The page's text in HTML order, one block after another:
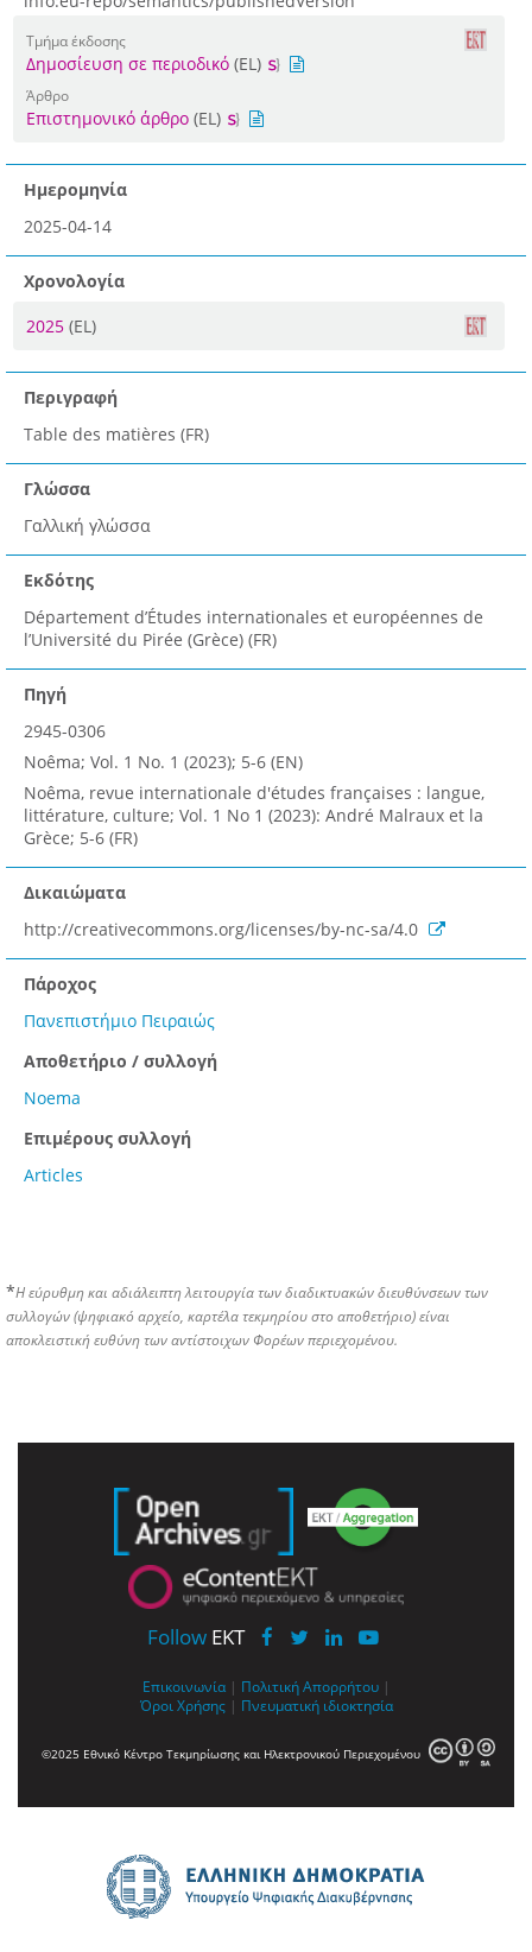
Τμήμα έκδοσης
Δημοσίευση σε περιοδικό (EL)
Άρθρο
Επιστημονικό άρθρο (EL)
Ημερομηνία
2025-04-14
Χρονολογία
2025 (EL)
Περιγραφή
Table des matières (FR)
Γλώσσα
Γαλλική γλώσσα
Εκδότης
Département d’Études internationales et européennes de
l’Université du Pirée (Grèce) (FR)
Πηγή
2945-0306
Noêma; Vol. 1 No. 1 (2023); 5-6 (EN)
Noêma, revue internationale d'études françaises : langue,
littérature, culture; Vol. 1 No 1 (2023): André Malraux et la
Grèce; 5-6 (FR)
Δικαιώματα
http://creativecommons.org/licenses/by-nc-sa/4.0
Πάροχος
Πανεπιστήμιο Πειραιώς
Αποθετήριο / συλλογή
Noema
Επιμέρους συλλογή
Articles
*Η εύρυθμη και αδιάλειπτη λειτουργία των διαδικτυακών διευθύνσεων των
συλλογών (ψηφιακό αρχείο, καρτέλα τεκμηρίου στο αποθετήριο) είναι
αποκλειστική ευθύνη των αντίστοιχων Φορέων περιεχομένου.
Follow EKT
Επικοινωνία | Πολιτική Απορρήτου |
Όροι Χρήσης | Πνευματική ιδιοκτησία
©2025 Εθνικό Κέντρο Τεκμηρίωσης και Ηλεκτρονικού Περιεχομένου